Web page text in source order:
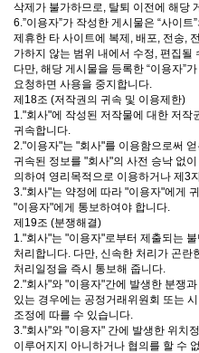
삭제가 불가하므로, 탈퇴 이전에 해당
6.”이용자”가 작성한 게시물은 “사이
제휴한 타 사이트에 복제, 배포, 전송,
가하지 않는 범위 내에서 수정, 편집될
다만, 해당 게시물을 등록한 “이용자”
요청하면 사용을 중지합니다.
제18조 (저작권의 귀속 및 이용제한)
1."회사"에 작성된 저작물에 대한 저작
귀속합니다.
2."이용자"는 "회사"를 이용함으로써
귀속된 정보를 "회사"의 사전 승낙 없
의하여 영리목적으로 이용하거나 제3
3."회사"는 약정에 따라 "이용자"에게
"이용자"에게 통보하여야 합니다.
제19조 (분쟁해결)
1."회사"는 "이용자"로부터 제출되는
처리합니다. 다만, 신속한 처리가 곤란
처리일정을 즉시 통보해 줍니다.
2."회사"와 "이용자"간에 발생한 분쟁
있는 경우에는 공정거래위원회 또는
조정에 따를 수 있습니다.
3."회사"와 "이용자" 간에 발생한 위치
이루어지지 아니하거나 협의를 할 수